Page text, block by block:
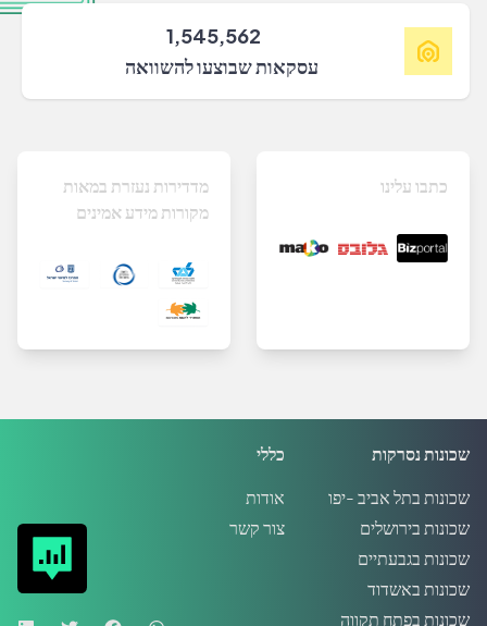
1,545,562
עסקאות שבוצעו להשוואה
מדדירות נעזרת במאות
מקורות מידע אמינים
כתבו עלינו
כללי
אודות
צור קשר
שכונות נסרקות
שכונות בתל אביב -יפו
שכונות בירושלים
שכונות בגבעתיים
שכונות באשדוד
שכונות בפתח תקווה